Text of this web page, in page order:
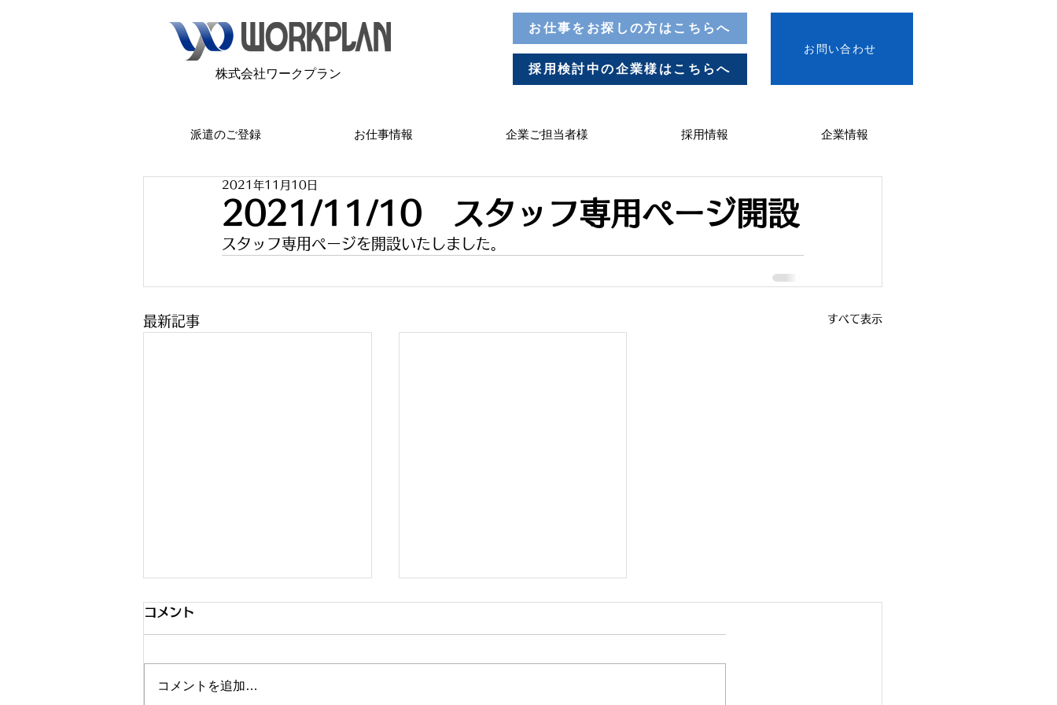
​株式会社ワークプラン
お仕事をお探しの方はこちらへ
採用検討中の企業様はこちらへ
お問い合わせ
派遣のご登録 お仕事情報 企業ご担当者様 採用情報 企業情報
2021/11/10 スタッフ専用ページ開設
2021年11月10日
スタッフ専用ページを開設いたしました。
最新記事 すべて表示
令和7年 年末調整のご案内
する所得税は、法令により月々の
給与から 差し引かれております
コメント
コメントを追加…